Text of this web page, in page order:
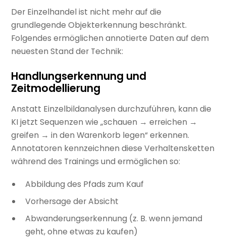
Der Einzelhandel ist nicht mehr auf die
grundlegende Objekterkennung beschränkt.
Folgendes ermöglichen annotierte Daten auf dem
neuesten Stand der Technik:
Handlungserkennung und
Zeitmodellierung
Anstatt Einzelbildanalysen durchzuführen, kann die
KI jetzt Sequenzen wie „schauen → erreichen →
greifen → in den Warenkorb legen“ erkennen.
Annotatoren kennzeichnen diese Verhaltensketten
während des Trainings und ermöglichen so:
Abbildung des Pfads zum Kauf
Vorhersage der Absicht
Abwanderungserkennung (z. B. wenn jemand
geht, ohne etwas zu kaufen)